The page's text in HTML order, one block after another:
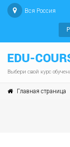
Вся Россия
Выбери свой курс
Главная страница